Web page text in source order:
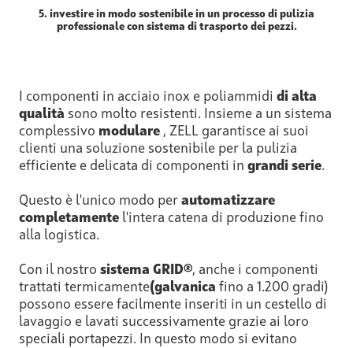
5. investire in modo sostenibile in un processo di pulizia
professionale con sistema di trasporto dei pezzi.
I componenti in acciaio inox e poliammididi alta
qualità sono molto resistenti. Insieme a un sistema
complessivo modulare , ZELL garantisce ai suoi
clienti una soluzione sostenibile per la pulizia
efficiente e delicata di componenti ingrandi serie.
Questo è l'unico modo perautomatizzare
completamente l'intera catena di produzione fino
alla logistica.
Con il nostro sistema GRID®, anche i componenti
trattati termicamente(galvanica fino a 1.200 gradi)
possono essere facilmente inseriti in un cestello di
lavaggio e lavati successivamente grazie ai loro
speciali portapezzi. In questo modo si evitano